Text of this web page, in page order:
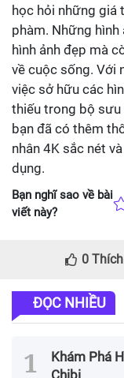
học hỏi những giá
phàm. Những hình
hình ảnh đẹp mà
về cuộc sống. Với
việc sở hữu các
thiếu trong bộ sưu
bạn đã có thêm
nhân 4K sắc nét
dụng.
Bạn nghĩ sao về bài
viết này?
0 Thích
ĐỌC NHIỀU
Khám Phá